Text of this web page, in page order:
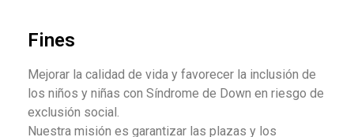
Fines
Mejorar la calidad de vida y favorecer la inclusión de
los niños y niñas con Síndrome de Down en riesgo de
exclusión social.
Nuestra misión es garantizar las plazas y los